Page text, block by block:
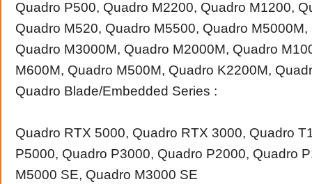
Quadro P500, Quadro M2200, Quadro M1200,
Quadro M520, Quadro M5500, Quadro
Quadro M3000M, Quadro M2000M, Quadro
M600M, Quadro M500M, Quadro K2200M,
Quadro Blade/Embedded Series :
Quadro RTX 5000, Quadro RTX 3000, Quadro
P5000, Quadro P3000, Quadro P2000, Quadro
M5000 SE, Quadro M3000 SE